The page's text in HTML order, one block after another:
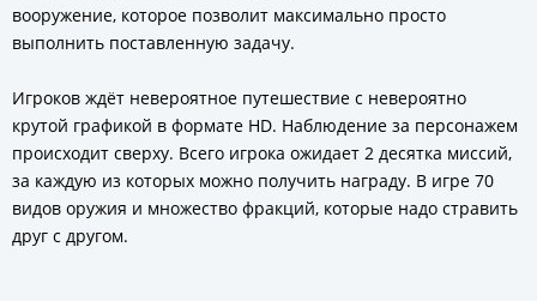
вооружение, которое позволит максимально просто
выполнить поставленную задачу.
Игроков ждёт невероятное путешествие с невероятно
крутой графикой в формате HD. Наблюдение за персонажем
происходит сверху. Всего игрока ожидает 2 десятка миссий,
за каждую из которых можно получить награду. В игре 70
видов оружия и множество фракций, которые надо стравить
друг с другом.